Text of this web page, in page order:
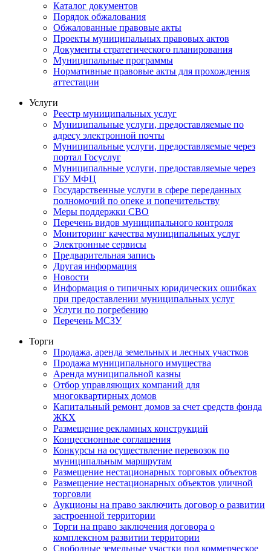
Каталог документов
Порядок обжалования
Обжалованные правовые акты
Проекты муниципальных правовых актов
Документы стратегического планирования
Муниципальные программы
Нормативные правовые акты для прохождения
аттестации
Услуги
Реестр муниципальных услуг
Муниципальные услуги, предоставляемые по
адресу электронной почты
Муниципальные услуги, предоставляемые через
портал Госуслуг
Муниципальные услуги, предоставляемые через
ГБУ МФЦ
Государственные услуги в сфере переданных
полномочий по опеке и попечительству
Меры поддержки СВО
Перечень видов муниципального контроля
Мониторинг качества муниципальных услуг
Электронные сервисы
Предварительная запись
Другая информация
Новости
Информация о типичных юридических ошибках
при предоставлении муниципальных услуг
Услуги по погребению
Перечень МСЗУ
Торги
Продажа, аренда земельных и лесных участков
Продажа муниципального имущества
Аренда муниципальной казны
Отбор управляющих компаний для
многоквартирных домов
Капитальный ремонт домов за счет средств фонда
ЖКХ
Размещение рекламных конструкций
Концессионные соглашения
Конкурсы на осуществление перевозок по
муниципальным маршрутам
Размещение нестационарных торговых объектов
Размещение нестационарных объектов уличной
торговли
Аукционы на право заключить договор о развитии
застроенной территории
Торги на право заключения договора о
комплексном развитии территории
Свободные земельные участки под коммерческое